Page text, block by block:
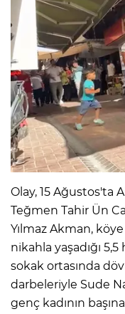
Olay, 15 Ağustos'ta
Teğmen Tahir Ün
Yılmaz Akman,
nikahla yaşadığı
sokak ortasında
darbeleriyle Sude
genç kadının